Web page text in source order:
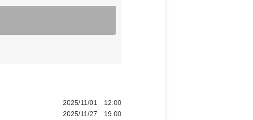
2025/11/01
12:00
2025/11/27
19:00